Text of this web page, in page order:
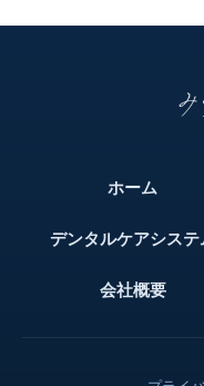
ホーム
デンタルケアシステ
会社概要